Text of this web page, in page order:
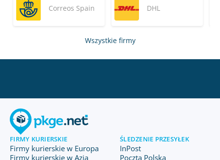
Correos Spain DHL
Wszystkie firmy
FIRMY KURIERSKIE
Firmy kurierskie w Europa
Firmy kurierskie w Azja
ŚLEDZENIE PRZESYŁEK
InPost
Poczta Polska